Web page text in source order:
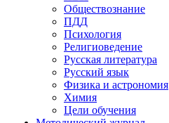
Обществознание
ПДД
Психология
Религиоведение
Русская литература
Русский язык
Физика и астрономия
Химия
Цели обучения